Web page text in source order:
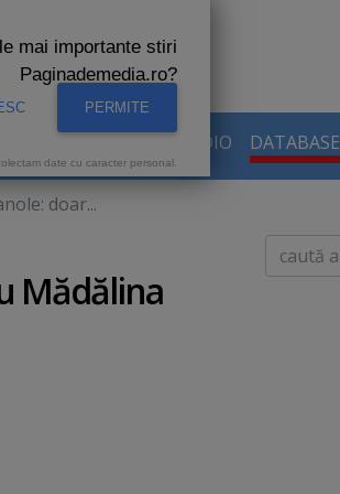
AUDIENTE RADIO DATABASE
doar...
Mădălina
Caută
mai importante stiri
Paginademedia.ro?
PERMITE
date cu caracter personal.